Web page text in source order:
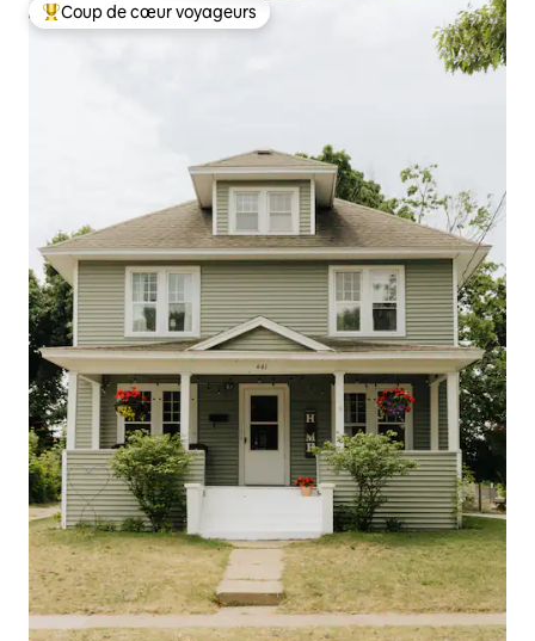
Coups de cœur voyageurs les plus appréciés
Coup de cœur voyageurs